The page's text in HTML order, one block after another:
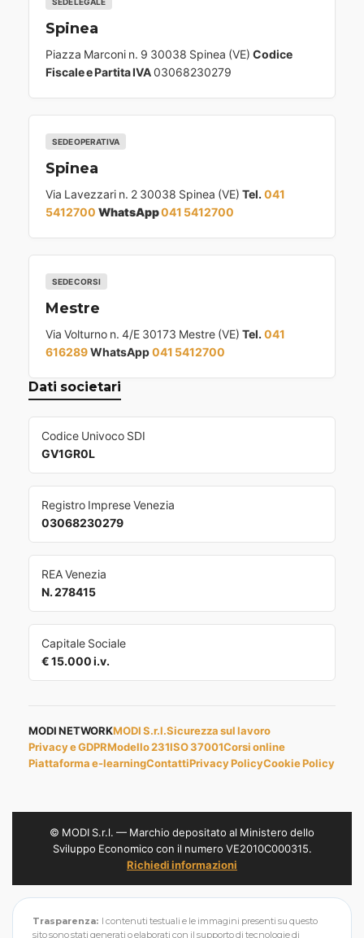
Spinea
Piazza Marconi n. 9 30038 Spinea (VE) Codice
Fiscale e Partita IVA03068230279
SEDE OPERATIVA
Spinea
Via Lavezzari n. 2 30038 Spinea (VE) Tel. 041
5412700 WhatsApp041 5412700
SEDE CORSI
Mestre
Via Volturno n. 4/E 30173 Mestre (VE) Tel. 041
616289WhatsApp041 5412700
Dati societari
Codice Univoco SDI
GV1GR0L
Registro Imprese Venezia
03068230279
REA Venezia
N. 278415
Capitale Sociale
€ 15.000 i.v.
MODI NETWORKMODI S.r.l.Sicurezza sul lavoro
Privacy e GDPRModello 231ISO 37001Corsi online
Piattaforma e-learningContattiPrivacy PolicyCookie Policy
© MODI S.r.l. — Marchio depositato al Ministero dello
Sviluppo Economico con il numero VE2010C000315.
Richiedi informazioni
Trasparenza: I contenuti testuali e le immagini presenti su questo
sito sono stati generati o elaborati con il supporto di tecnologie di